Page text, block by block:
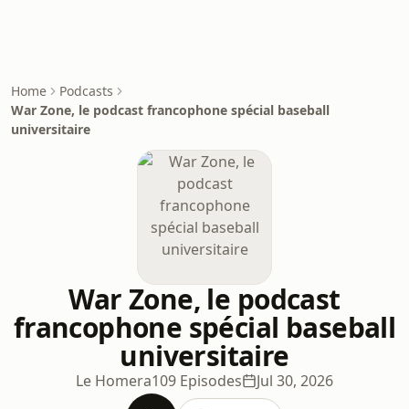
Home
Podcasts
War Zone, le podcast francophone spécial baseball
universitaire
War Zone, le podcast
francophone spécial baseball
universitaire
Le Homera109 Episodes Jul 30, 2026